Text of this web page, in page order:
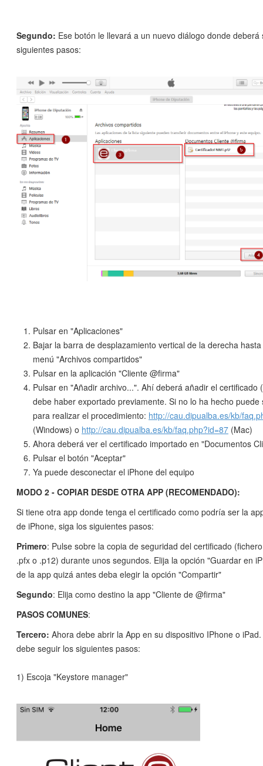
Segundo: Ese botón le llevará a un nuevo diálogo donde deberá
siguientes pasos:
Pulsar en "Aplicaciones"
Bajar la barra de desplazamiento vertical de la derecha
menú "Archivos compartidos"
Pulsar en la aplicación "Cliente @firma"
Pulsar en "Añadir archivo...". Ahí deberá añadir el certificado
debe haber exportado previamente. Si no lo ha hecho
para realizar el procedimiento: http://cau.dipualba.es/kb/
(Windows) o http://cau.dipualba.es/kb/faq.php?id=87 (Mac)
Ahora deberá ver el certificado importado en "Documentos
Pulsar el botón "Aceptar"
Ya puede desconectar el iPhone del equipo
MODO 2 - COPIAR DESDE OTRA APP (RECOMENDADO):
Si tiene otra app donde tenga el certificado como podría ser la
de iPhone, siga los siguientes pasos:
Primero: Pulse sobre la copia de seguridad del certificado
.pfx o .p12) durante unos segundos. Elija la opción "Guardar en
de la app quizá antes deba elegir la opción "Compartir"
Segundo: Elija como destino la app "Cliente de @firma"
PASOS COMUNES:
Tercero: Ahora debe abrir la App en su dispositivo IPhone o
debe seguir los siguientes pasos:
1) Escoja "Keystore manager"